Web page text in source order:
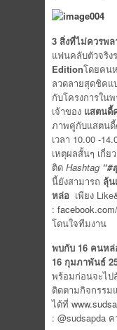
3 สิ่งที่ไม่ควรพล
แฟนคลับตัวจริง
Editionโดยคน
ลวดลายสุดชิคแ
กับโครงการใน
เจ้าของ แสตนดี้
ภาพคู่กับแสตนดี้
เวลา 10.00 -
เหตุผลสั้นๆ เกี่
ติด Hashtag “#
นี้ยังสามารถ ลุ้
หล่อ เพียง
:
โดนใจทีมงาน
พบกับ 16 คนห
16 กุมภาพันธ์
พร้อมก่อนจะไป
ติดตามกิจกรรม
ได้ที่
: @sudsapda